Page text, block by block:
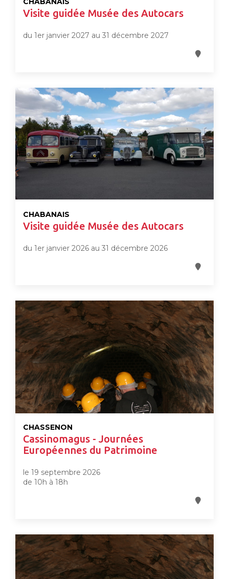
Visite guidée Musée des Autocars
du 1er janvier 2027 au 31 décembre 2027
CHABANAIS
Visite guidée Musée des Autocars
du 1er janvier 2026 au 31 décembre 2026
CHASSENON
Cassinomagus - Journées
Européennes du Patrimoine
le 19 septembre 2026
de 10h à 18h